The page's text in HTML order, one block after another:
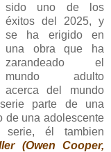
sido uno de los
éxitos del 2025, y
se ha erigido en
una obra que ha
zarandeado el
mundo adulto
acerca del mundo
parte de una
de una adolescente
él tambien
(Owen Cooper,